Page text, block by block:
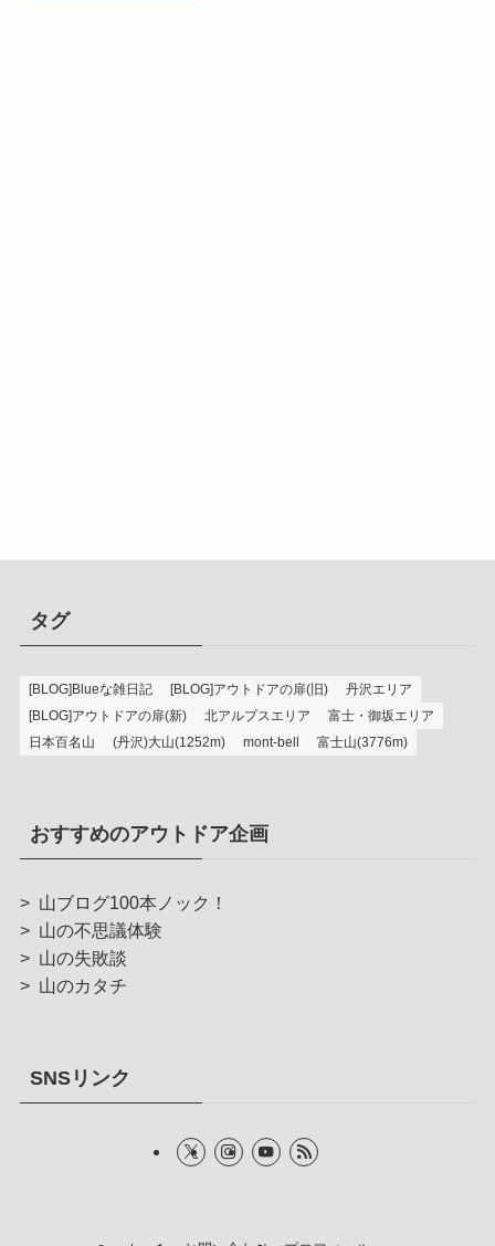
タグ
[BLOG]Blueな雑日記 [BLOG]アウトドアの扉(旧)
丹沢エリア
[BLOG]アウトドアの扉(新)
北アルプスエリア
富士・御坂エリア
日本百名山
(丹沢)大山(1252m) mont-bell 富士山(3776m)
おすすめのアウトドア企画
> 山ブログ100本ノック！
> 山の不思議体験
> 山の失敗談
> 山のカタチ
SNSリンク